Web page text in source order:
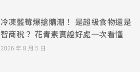
冷凍藍莓爆搶購潮！ 是超級食物還是
智商稅？ 花青素實證好處一次看懂
2026 年 8 月 5 日